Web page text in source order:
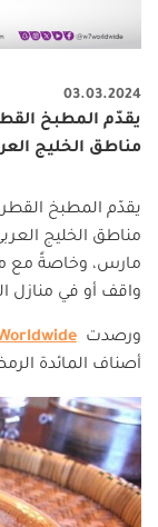
03.03.2024
يقدّم المطبخ
مناطق الخليج
يقدّم المطبخ
مناطق الخليج
مارس، وخاصةً مع
واقف أو في منازل
ورصدت
أصناف المائدة